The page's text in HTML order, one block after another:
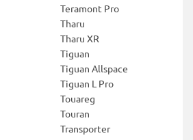
Teramont Pro
Tharu
Tharu XR
Tiguan
Tiguan Allspace
Tiguan L Pro
Touareg
Touran
Transporter